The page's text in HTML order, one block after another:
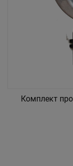
Комплект